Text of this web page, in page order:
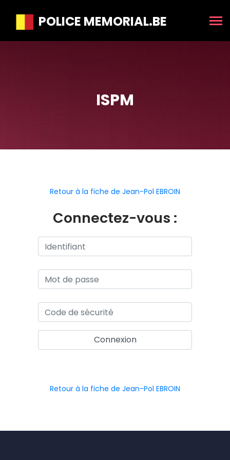
POLICE MEMORIAL.BE
ISPM
Retour à la fiche de Jean-Pol EBROIN
Connectez-vous :
Retour à la fiche de Jean-Pol EBROIN